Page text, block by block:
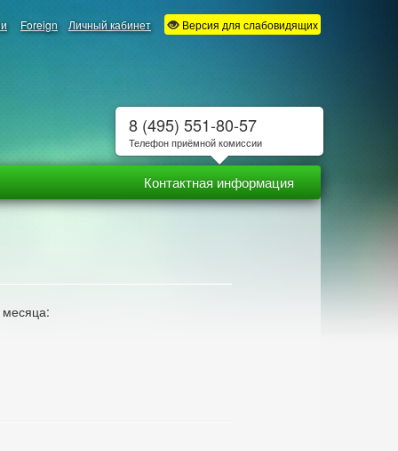
Foreign Личный кабинет Версия для слабовидящих
Контактная информация
8 (495) 551-80-57
Телефон приёмной комиссии